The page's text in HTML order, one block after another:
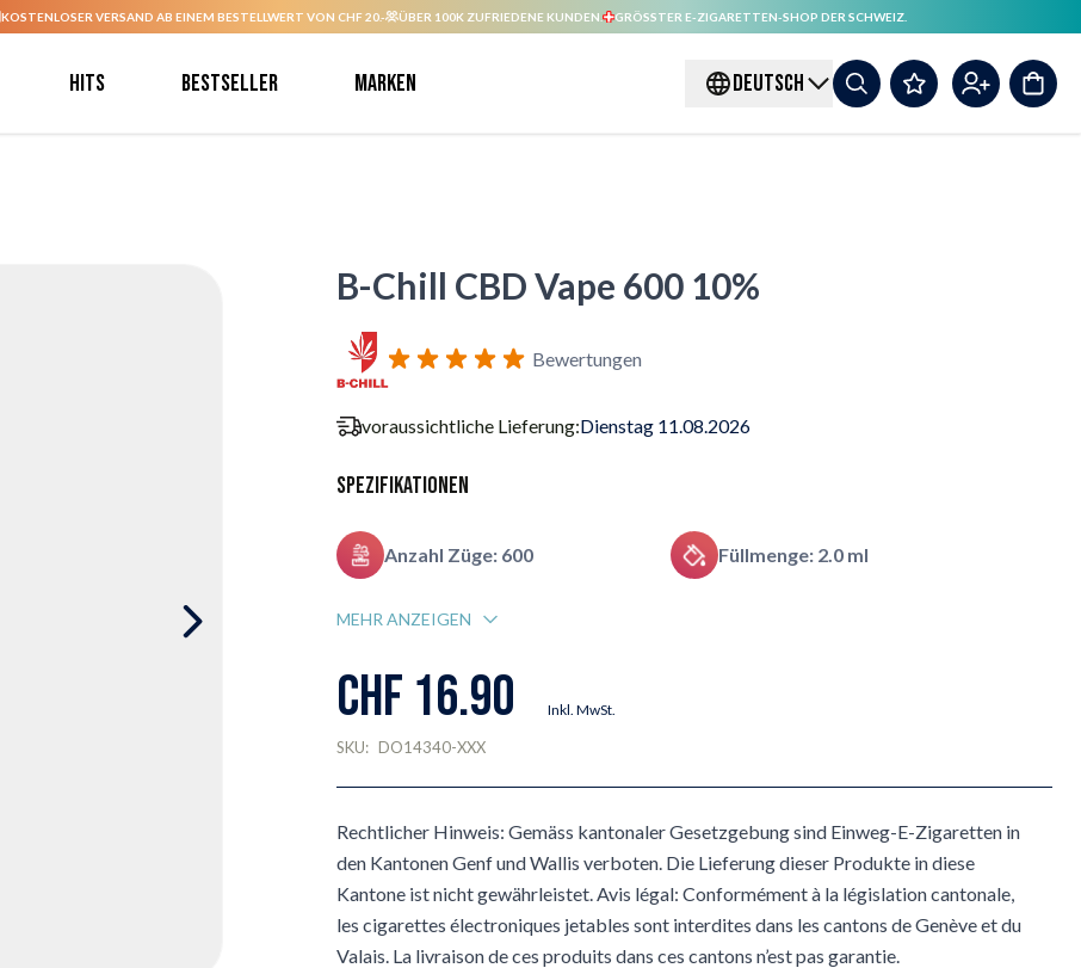
KOSTENLOSER VERSAND AB EINEM BESTELLWERT VON CHF 20.- ÜBER 100K ZUFRIEDENE KUNDEN. GRÖSSTER E-ZIGARETTEN-SHOP DER SCHWEIZ.
Hits Bestseller Marken DEUTSCH
B-Chill CBD Vape 600 10%
Bewertungen
voraussichtliche Lieferung:Dienstag 11.08.2026
Spezifikationen
Anzahl Züge: 600 Füllmenge: 2.0 ml
MEHR ANZEIGEN
CHF 16.90 Inkl. MwSt.
SKU: DO14340-XXX
Rechtlicher Hinweis: Gemäss kantonaler Gesetzgebung sind Einweg-E-Zigaretten in
den Kantonen Genf und Wallis verboten. Die Lieferung dieser Produkte in diese
Kantone ist nicht gewährleistet. Avis légal: Conformément à la législation cantonale,
les cigarettes électroniques jetables sont interdites dans les cantons de Genève et du
Valais. La livraison de ces produits dans ces cantons n’est pas garantie.